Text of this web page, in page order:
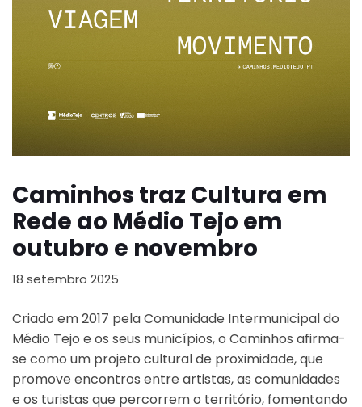
Caminhos traz Cultura em
Rede ao Médio Tejo em
outubro e novembro
18 setembro 2025
Criado em 2017 pela Comunidade Intermunicipal do
Médio Tejo e os seus municípios, o Caminhos afirma-
se como um projeto cultural de proximidade, que
promove encontros entre artistas, as comunidades
e os turistas que percorrem o território, fomentando